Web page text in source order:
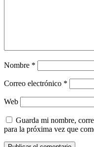
Nombre *
Correo electrónico *
Web
Guarda mi nombre,
para la próxima vez que